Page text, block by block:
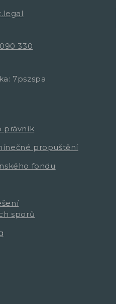
330
7pszspa
právník
propuštění
fondu
sporů